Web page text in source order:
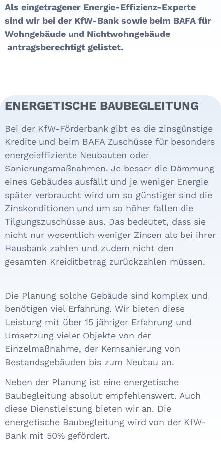
Als eingetragener Energie-Effizienz-Experte
sind wir bei der KfW-Bank sowie beim BAFA für
Wohngebäude und Nichtwohngebäude
antragsberechtigt gelistet.
ENERGETISCHE BAUBEGLEITUNG
Bei der KfW-Förderbank gibt es die zinsgünstige
Kredite und beim BAFA Zuschüsse für besonders
energeieffiziente Neubauten oder
Sanierungsmaßnahmen. Je besser die Dämmung
eines Gebäudes ausfällt und je weniger Energie
später verbraucht wird um so günstiger sind die
Zinskonditionen und um so höher fallen die
Tilgungszuschüsse aus. Das bedeutet, dass sie
nicht nur wesentlich weniger Zinsen als bei ihrer
Hausbank zahlen und zudem nicht den
gesamten Kreiditbetrag zurückzahlen müssen.
Die Planung solche Gebäude sind komplex und
benötigen viel Erfahrung. Wir bieten diese
Leistung mit über 15 jähriger Erfahrung und
Umsetzung vieler Objekte von der
Einzelmaßnahme, der Kernsanierung von
Bestandsgebäuden bis zum Neubau an.
Neben der Planung ist eine energetische
Baubegleitung absolut empfehlenswert. Auch
diese Dienstleistung bieten wir an. Die
energetische Baubegleitung wird von der KfW-
Bank mit 50% gefördert.